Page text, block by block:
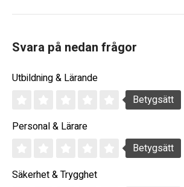
Svara på nedan frågor
Utbildning & Lärande
Betygsätt
Personal & Lärare
Betygsätt
Säkerhet & Trygghet